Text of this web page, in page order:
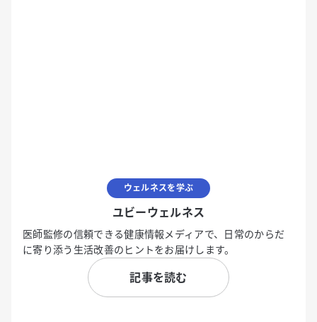
ウェルネスを学ぶ
ユビーウェルネス
医師監修の信頼できる健康情報メディアで、日常のからだ
に寄り添う生活改善のヒントをお届けします。
記事を読む